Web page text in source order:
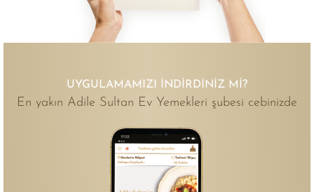
UYGULAMAMIZI İNDIRDINIZ MI?
En yakın Adile Sultan Ev Yemekleri şubesi cebinizde